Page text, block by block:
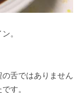
。
舌ではありません
す。